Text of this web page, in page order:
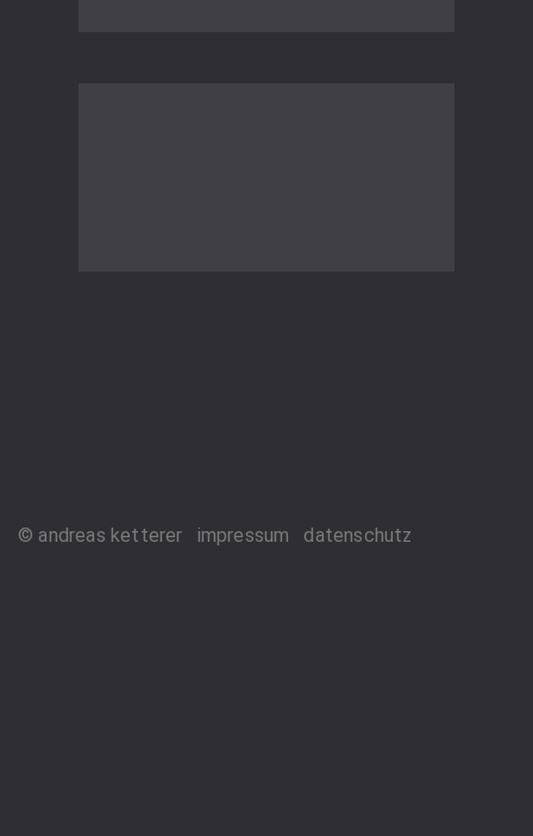
© andreas ketterer impressum datenschutz